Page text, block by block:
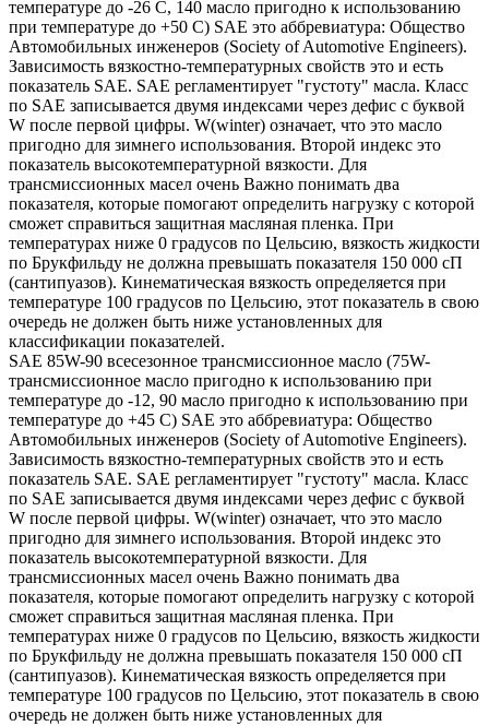
температуре до -26 С, 140 масло пригодно к использованию
при температуре до +50 С) SAE это аббревиатура: Общество
Автомобильных инженеров (Society of Automotive Engineers).
Зависимость вязкостно-температурных свойств это и есть
показатель SAE. SAE регламентирует "густоту" масла. Класс
по SAE записывается двумя индексами через дефис с буквой
W после первой цифры. W(winter) означает, что это масло
пригодно для зимнего использования. Второй индекс это
показатель высокотемпературной вязкости. Для
трансмиссионных масел очень Важно понимать два
показателя, которые помогают определить нагрузку с которой
сможет справиться защитная масляная пленка. При
температурах ниже 0 градусов по Цельсию, вязкость жидкости
по Брукфильду не должна превышать показателя 150 000 сП
(сантипуазов). Кинематическая вязкость определяется при
температуре 100 градусов по Цельсию, этот показатель в свою
очередь не должен быть ниже установленных для
классификации показателей.
SAE 85W-90 всесезонное трансмиссионное масло (75W-
трансмиссионное масло пригодно к использованию при
температуре до -12, 90 масло пригодно к использованию при
температуре до +45 С) SAE это аббревиатура: Общество
Автомобильных инженеров (Society of Automotive Engineers).
Зависимость вязкостно-температурных свойств это и есть
показатель SAE. SAE регламентирует "густоту" масла. Класс
по SAE записывается двумя индексами через дефис с буквой
W после первой цифры. W(winter) означает, что это масло
пригодно для зимнего использования. Второй индекс это
показатель высокотемпературной вязкости. Для
трансмиссионных масел очень Важно понимать два
показателя, которые помогают определить нагрузку с которой
сможет справиться защитная масляная пленка. При
температурах ниже 0 градусов по Цельсию, вязкость жидкости
по Брукфильду не должна превышать показателя 150 000 сП
(сантипуазов). Кинематическая вязкость определяется при
температуре 100 градусов по Цельсию, этот показатель в свою
очередь не должен быть ниже установленных для